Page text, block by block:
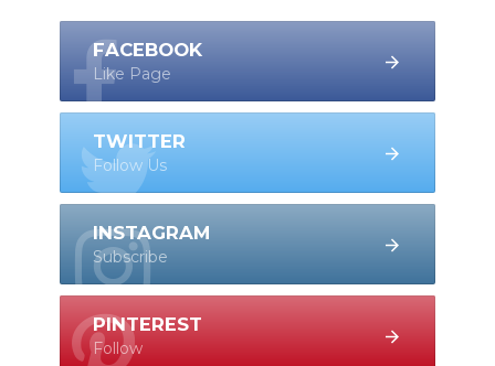
FACEBOOK
Like Page
TWITTER
Follow Us
INSTAGRAM
Subscribe
PINTEREST
Follow